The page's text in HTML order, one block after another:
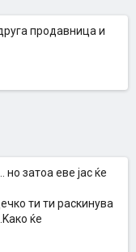
продавница и
затоа еве јас ќе
ти ти раскинува
ќе